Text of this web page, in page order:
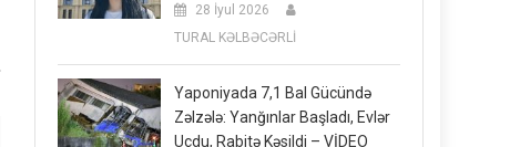
28 İyul 2026
TURAL KƏLBƏCƏRLİ
Yaponiyada 7,1 Bal Gücündə
Zəlzələ: Yanğınlar Başladı, Evlər
Uçdu, Rabitə Kəsildi – VİDEO